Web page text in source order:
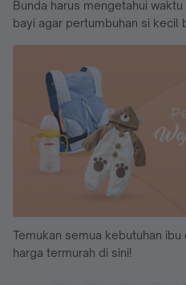
Bunda harus mengetahui
bayi agar pertumbuhan si kecil
Temukan semua kebutuhan
harga termurah di sini!